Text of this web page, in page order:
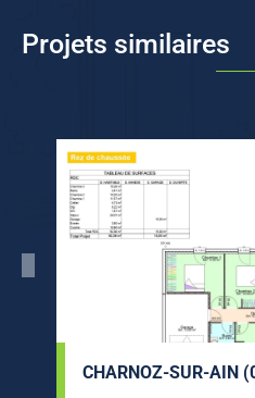
Projets similaires
CHARNOZ-SUR-AIN